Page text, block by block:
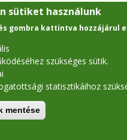
sütiket használunk
gombra kattintva hozzájárul
szükséges sütik.
statisztikáihoz
mentése